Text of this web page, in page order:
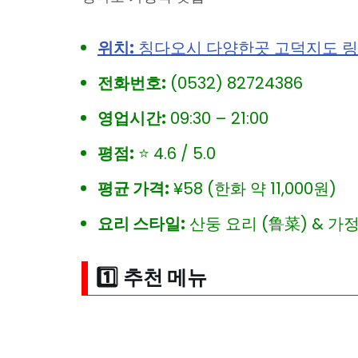
위치: 칭다오시 다양한곳 고덕지도
전화번호: (0532) 82724386
영업시간: 09:30 – 21:00
평점: ⭐ 4.6 / 5.0
평균 가격: ¥58 (한화 약 11,000원)
요리 스타일: 산둥 요리 (鲁菜) & 가
1️⃣ 추천 메뉴